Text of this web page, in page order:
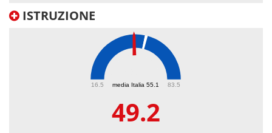
ISTRUZIONE
media Italia 55.1
16.5 83.5
49.2